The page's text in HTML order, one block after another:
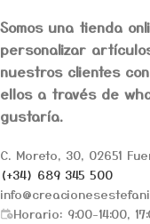
Somos una tienda
personalizar
nuestros clientes
ellos a través de
gustaría.
C. Moreto, 30, 02651
(+34) 689 345 500
Horario: 9:00-14:00,